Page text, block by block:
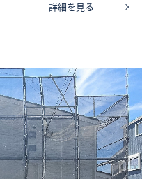
詳細を見る